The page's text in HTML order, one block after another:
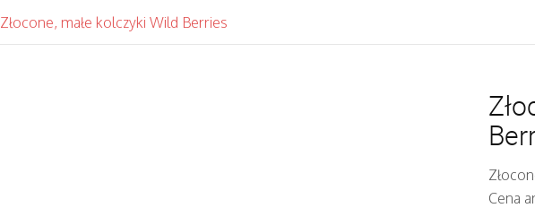
Złocone, małe kolczyki Wild Berries
Cena